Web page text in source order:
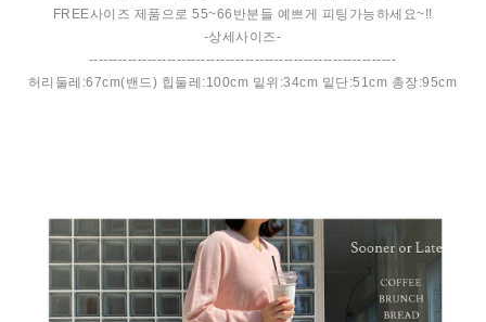
FREE사이즈 제품으로 55~66반분들 예쁘게 피팅가능하세요~!!
-상세사이즈-
---------------------------------------------------------------
허리둘레:67cm(밴드) 힙둘레:100cm 밑위:34cm 밑단:51cm 총장:95cm